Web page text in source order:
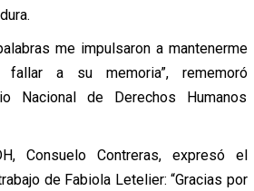
me impulsaron a mantenerme
a su memoria”, rememoró
Nacional de Derechos Humanos
Consuelo Contreras, expresó el
de Fabiola Letelier: “Gracias por